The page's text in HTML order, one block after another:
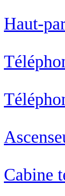
Haut-
Cabine